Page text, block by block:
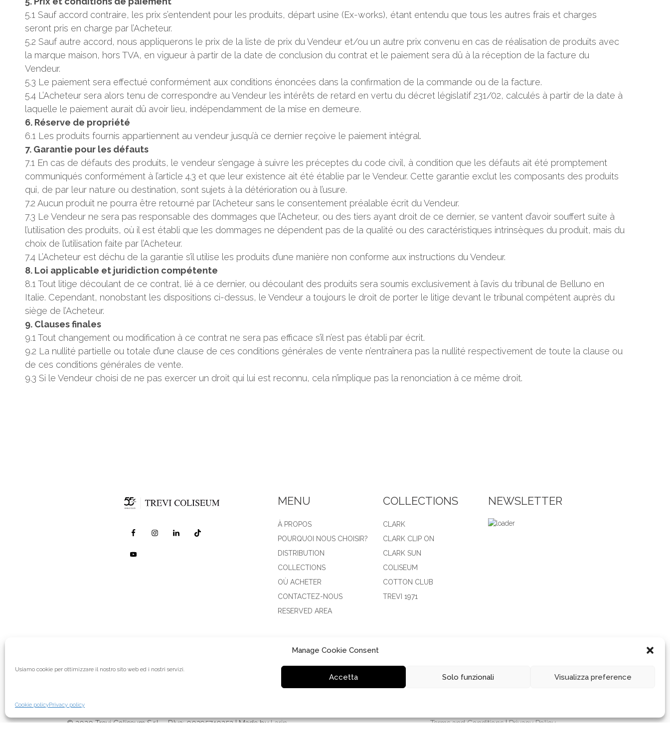
Manage Cookie Consent
Usiamo cookie per ottimizzare il nostro sito web ed i nostri servizi.
Accetta Solo funzionali Visualizza preference
Cookie policyPrivacy policy
5.1 Sauf accord contraire, les prix s’entendent pour les produits, départ usine (Ex-works), étant entendu que tous les autres frais et charges
seront pris en charge par l’Acheteur.
5.2 Sauf autre accord, nous appliquerons le prix de la liste de prix du Vendeur et/ou un autre prix convenu en cas de réalisation de produits avec
la marque maison, hors TVA, en vigueur à partir de la date de conclusion du contrat et le paiement sera dû à la réception de la facture du
Vendeur.
5.3 Le paiement sera effectué conformément aux conditions énoncées dans la confirmation de la commande ou de la facture.
5.4 L’Acheteur sera alors tenu de correspondre au Vendeur les intérêts de retard en vertu du décret législatif 231/02, calculés à partir de la date à
laquelle le paiement aurait dû avoir lieu, indépendamment de la mise en demeure.
6. Réserve de propriété
6.1 Les produits fournis appartiennent au vendeur jusqu’à ce dernier reçoive le paiement intégral.
7. Garantie pour les défauts
7.1 En cas de défauts des produits, le vendeur s’engage à suivre les préceptes du code civil, à condition que les défauts ait été promptement
communiqués conformément à l’article 4.3 et que leur existence ait été établie par le Vendeur. Cette garantie exclut les composants des produits
qui, de par leur nature ou destination, sont sujets à la détérioration ou à l’usure.
7.2 Aucun produit ne pourra être retourné par l’Acheteur sans le consentement préalable écrit du Vendeur.
7.3 Le Vendeur ne sera pas responsable des dommages que l’Acheteur, ou des tiers ayant droit de ce dernier, se vantent d’avoir souffert suite à
l’utilisation des produits, où il est établi que les dommages ne dépendent pas de la qualité ou des caractéristiques intrinsèques du produit, mais du
choix de l’utilisation faite par l’Acheteur.
7.4 L’Acheteur est déchu de la garantie s’il utilise les produits d’une manière non conforme aux instructions du Vendeur.
8. Loi applicable et juridiction compétente
8.1 Tout litige découlant de ce contrat, lié à ce dernier, ou découlant des produits sera soumis exclusivement à l’avis du tribunal de Belluno en
Italie. Cependant, nonobstant les dispositions ci-dessus, le Vendeur a toujours le droit de porter le litige devant le tribunal compétent auprès du
siège de l’Acheteur.
9. Clauses finales
9.1 Tout changement ou modification à ce contrat ne sera pas efficace s’il n’est pas établi par écrit.
9.2 La nullité partielle ou totale d’une clause de ces conditions générales de vente n’entraînera pas la nullité respectivement de toute la clause ou
de ces conditions générales de vente.
9.3 Si le Vendeur choisi de ne pas exercer un droit qui lui est reconnu, cela n’implique pas la renonciation à ce même droit.
MENU
À PROPOS
POURQUOI NOUS CHOISIR?
DISTRIBUTION
COLLECTIONS
OÙ ACHETER
CONTACTEZ-NOUS
RESERVED AREA
COLLECTIONS
CLARK
CLARK CLIP ON
CLARK SUN
COLISEUM
COTTON CLUB
TREVI 1971
NEWSLETTER
R.E.A.: BL 64345 | Reg. Imprese: BL00295740252 | Cap. Sociale: 110.000 € Lv. | Riserve: 2.200.000 €
© 2020 Trevi Coliseum S.r.l. – P.Iva: 00295740252 | Made byLarin Terms and Conditions|Privacy Policy